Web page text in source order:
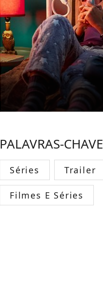
PALAVRAS-CHAVE
Séries Trailer
Filmes E Séries